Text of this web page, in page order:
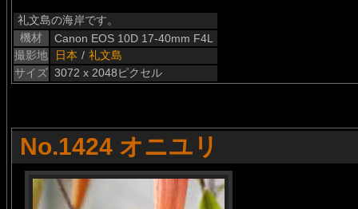
礼文島の海岸です。
機材
Canon EOS 10D 17-40mm F4L
撮影地
日本 / 礼文島
サイズ 3072 x 2048ピクセル
No.1424 オニユリ